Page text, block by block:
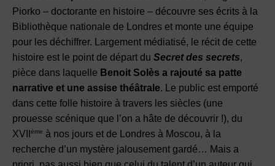
Piorko – doctorante en histoire – découvre ses écrits à la
Bibliothèque nationale de Londres et monte une équipe
pour les déchiffrer. Largement médiatisé, le récit de cette
histoire est le point de départ du Secret des secrets,
pièce dans laquelle Benoit Solès a rajouté sa patte
narrative et une assise théâtrale. Le public est emporté
dans cette folle histoire à travers les siècles (une
prouesse scénique que l’on a hâte de découvrir !), du
XVII
ème à nos jours et de Londres à Moscou, à la
recherche d’un mystère jalousement gardé… Mais a